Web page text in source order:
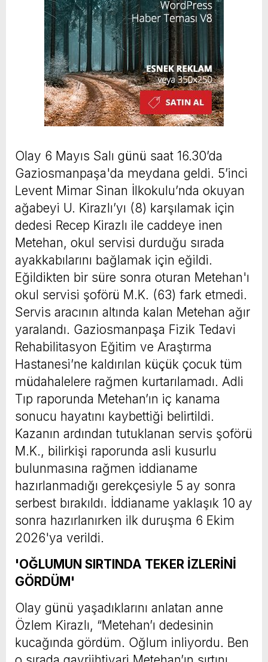
Olay 6 Mayıs Salı günü saat 16.30’da
Gaziosmanpaşa'da meydana geldi. 5’inci
Levent Mimar Sinan İlkokulu’nda okuyan
ağabeyi U. Kirazlı’yı (8) karşılamak için
dedesi Recep Kirazlı ile caddeye inen
Metehan, okul servisi durduğu sırada
ayakkabılarını bağlamak için eğildi.
Eğildikten bir süre sonra oturan Metehan'ı
okul servisi şoförü M.K. (63) fark etmedi.
Servis aracının altında kalan Metehan ağır
yaralandı. Gaziosmanpaşa Fizik Tedavi
Rehabilitasyon Eğitim ve Araştırma
Hastanesi’ne kaldırılan küçük çocuk tüm
müdahalelere rağmen kurtarılamadı. Adli
Tıp raporunda Metehan’ın iç kanama
sonucu hayatını kaybettiği belirtildi.
Kazanın ardından tutuklanan servis şoförü
M.K., bilirkişi raporunda asli kusurlu
bulunmasına rağmen iddianame
hazırlanmadığı gerekçesiyle 5 ay sonra
serbest bırakıldı. İddianame yaklaşık 10 ay
sonra hazırlanırken ilk duruşma 6 Ekim
2026'ya verildi.
'OĞLUMUN SIRTINDA TEKER İZLERİNİ
GÖRDÜM'
Olay günü yaşadıklarını anlatan anne
Özlem Kirazlı, “Metehan’ı dedesinin
kucağında gördüm. Oğlum inliyordu. Ben